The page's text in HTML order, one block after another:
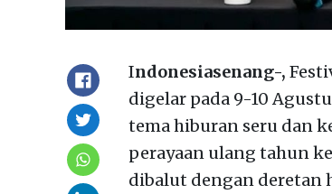
Indonesiasenang-,
digelar pada 9-10
tema hiburan seru dan
perayaan ulang tahun
dibalut dengan deretan